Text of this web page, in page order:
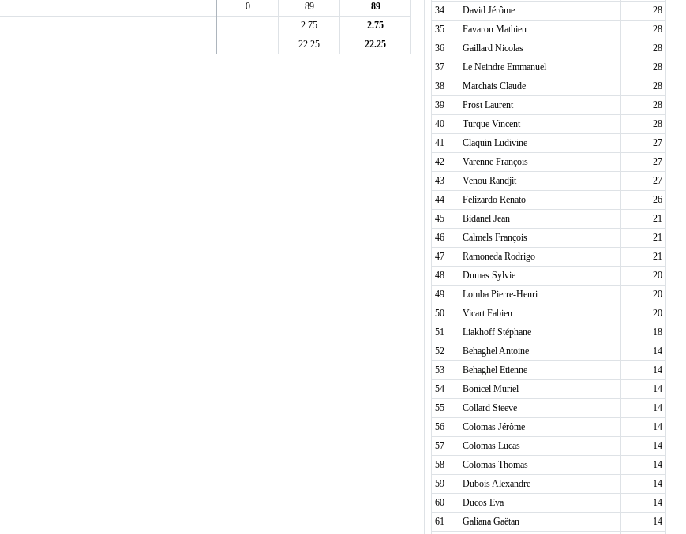
0 89
89
2.75
2.75
22.25 22.25
34
David Jérôme
28
35
Favaron Mathieu
28
36
Gaillard Nicolas
28
37
Le Neindre Emmanuel
28
38
Marchais Claude
28
39
Prost Laurent
28
40
Turque Vincent
28
41
Claquin Ludivine
27
42
Varenne François
27
43
Venou Randjit
27
44
Felizardo Renato
26
45
Bidanel Jean
21
46
Calmels François
21
47
Ramoneda Rodrigo
21
48
Dumas Sylvie
20
49
Lomba Pierre-Henri
20
50
Vicart Fabien
20
51
Liakhoff Stéphane
18
52
Behaghel Antoine
14
53
Behaghel Etienne
14
54
Bonicel Muriel
14
55
Collard Steeve
14
56
Colomas Jérôme
14
57
Colomas Lucas
14
58
Colomas Thomas
14
59
Dubois Alexandre
14
60
Ducos Eva
14
61
Galiana Gaëtan
14